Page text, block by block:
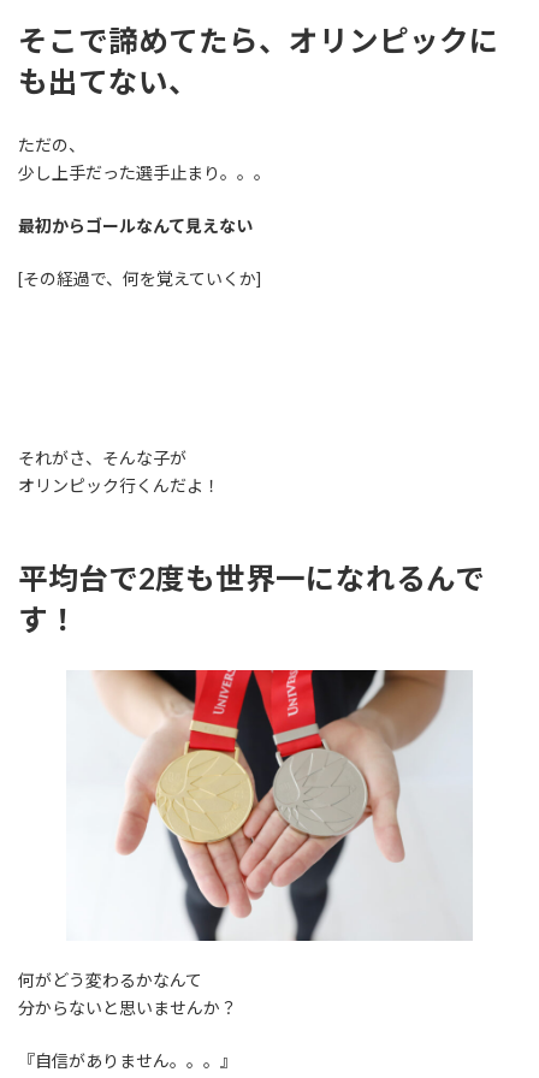
そこで諦めてたら、オリンピックに
も出てない、
ただの、
少し上手だった選手止まり。。。
最初からゴールなんて見えない
[その経過で、何を覚えていくか]
それがさ、そんな子が
オリンピック行くんだよ！
平均台で2度も世界一になれるんで
す！
何がどう変わるかなんて
分からないと思いませんか？
『自信がありません。。。』